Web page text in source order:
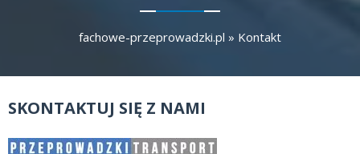
fachowe-przeprowadzki.pl » Kontakt
SKONTAKTUJ SIĘ Z NAMI